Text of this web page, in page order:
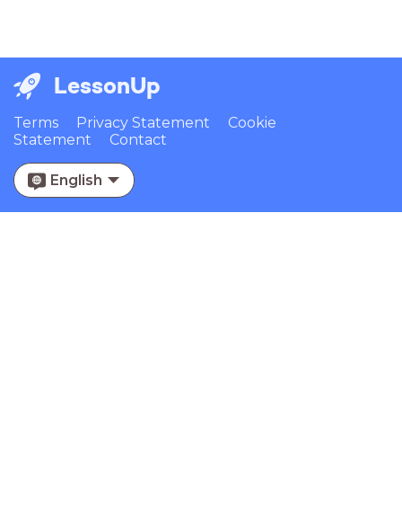
LessonUp
Terms Privacy Statement
Cookie
Statement
Contact
English